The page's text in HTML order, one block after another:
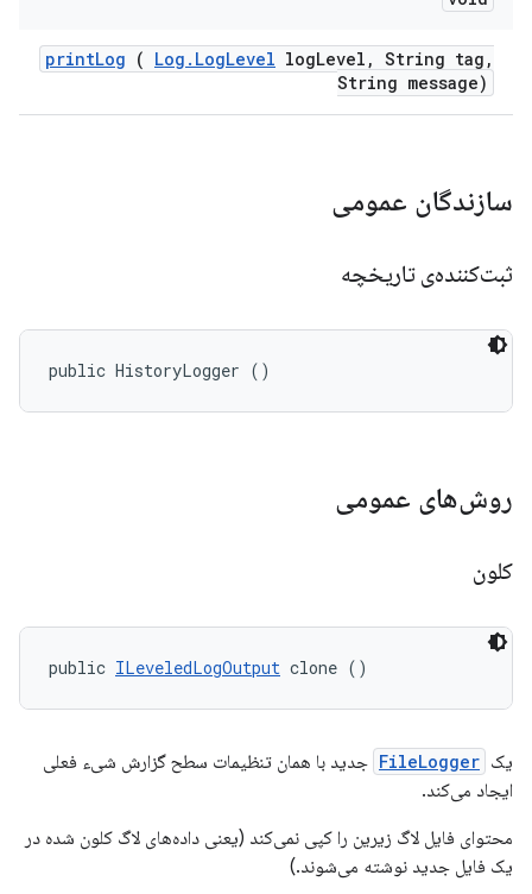
printLog ( Log . LogLevel logLevel , String tag ,
String message)
سازندگان عمومی
ثبت‌کننده‌ی تاریخچه
public HistoryLogger ()
روش‌های عمومی
کلون
public ILeveledLogOutput clone ()
یک FileLogger جدید با همان تنظیمات سطح گزارش شیء فعلی
ایجاد می‌کند.
محتوای فایل لاگ زیرین را کپی نمی‌کند (یعنی داده‌های لاگ کلون شده در
یک فایل جدید نوشته می‌شوند.)